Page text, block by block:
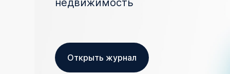
недвижимость
Открыть журнал